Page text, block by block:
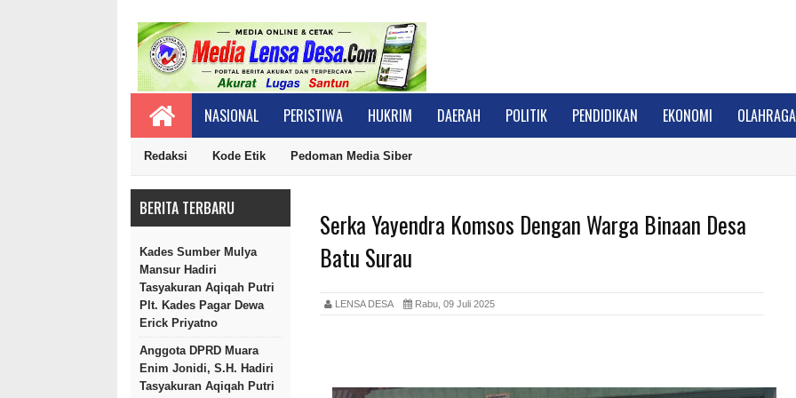
NASIONAL PERISTIWA HUKRIM DAERAH POLITIK PENDIDIKAN EKONOMI OLAHRAGA
Redaksi Kode Etik Pedoman Media Siber
BERITA TERBARU
Kades Sumber Mulya
Mansur Hadiri
Tasyakuran Aqiqah Putri
Plt. Kades Pagar Dewa
Erick Priyatno
Anggota DPRD Muara
Enim Jonidi, S.H. Hadiri
Tasyakuran Aqiqah Putri
Serka Yayendra Komsos Dengan Warga Binaan Desa
Batu Surau
LENSA DESA Rabu, 09 Juli 2025